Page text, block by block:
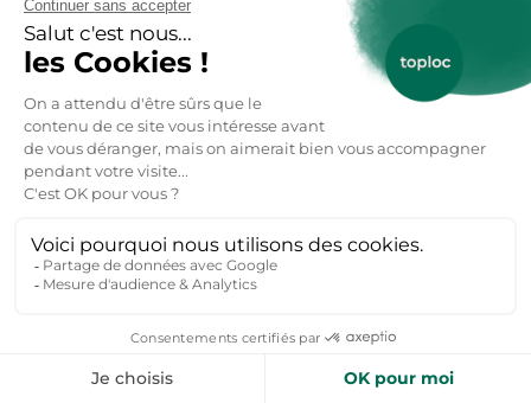
Si vous souhaitez explorer les accrobranches de la
Loire vous chercherez certainement des
locations
de vacances dans la Loireet des
vacances en Auvergne-Rhône-Alpes. Voici une
suggestion de locations de vacances à louer en
curseurs verts de la carte.